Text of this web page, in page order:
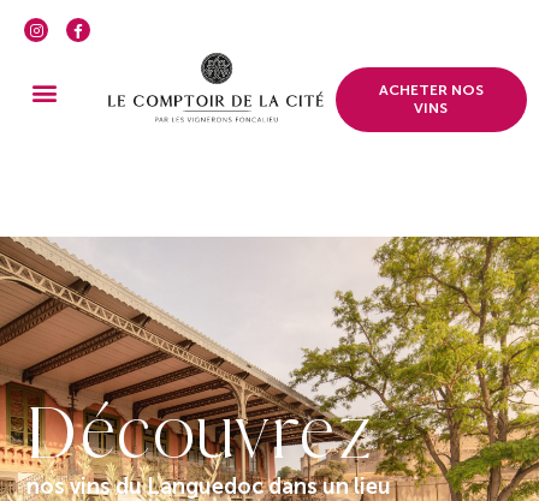
ACHETER NOS
VINS
Découvrez
nos vins du Languedoc dans un lieu